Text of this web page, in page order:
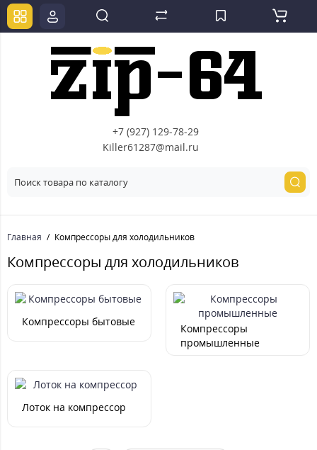
+7 (927) 129-78-29
Killer61287@mail.ru
Главная Компрессоры для холодильников
Компрессоры для холодильников
Компрессоры бытовые
Компрессоры
промышленные
Лоток на компрессор